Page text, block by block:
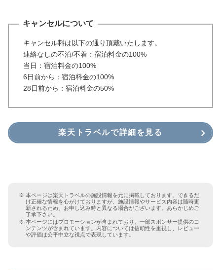
キャンセルについて
キャンセル料は以下の通り頂戴いたします。
連絡なしの不泊/不着：宿泊料金の100%
当日：宿泊料金の100%
6日前から：宿泊料金の100%
28日前から：宿泊料金の50%
楽天トラベルで詳細を見る
本ページは楽天トラベルの施設情報を元に掲載しております。できるだ
け正確な情報を心がけておりますが、施設情報やサービス内容は随時更
新されるため、お申し込み時と異なる場合がございます。あらかじめご
了承下さい。
本ページにはプロモーションが含まれており、一部スポンサー提供のコ
ンテンツが含まれています。内容については信頼性を重視し、レビュー
や評価は公平中立な視点で表現しています。